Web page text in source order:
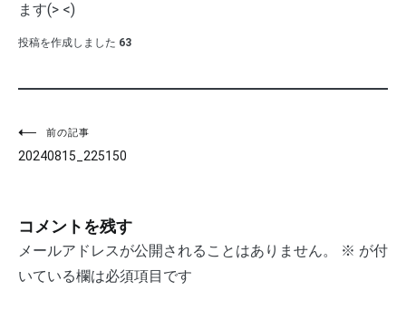
ます(> <)
投稿を作成しました 63
投
稿
ビ
ゲ
前の記事
20240815_225150
コメントを残す
メールアドレスが公開されることはありません。 ※ が付
いている欄は必須項目です